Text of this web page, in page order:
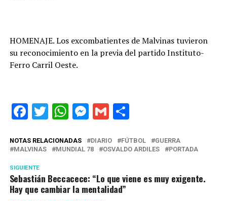
HOMENAJE. Los excombatientes de Malvinas tuvieron
su reconocimiento en la previa del partido Instituto-
Ferro Carril Oeste.
Facebook
Twitter
WhatsApp
Messenger
GmailShare
NOTAS RELACIONADAS DIARIO FÚTBOL
GUERRA
MALVINAS
MUNDIAL 78 OSVALDO ARDILES PORTADA
SIGUIENTE
Sebastián Beccacece: “Lo que viene es muy exigente.
Hay que cambiar la mentalidad”